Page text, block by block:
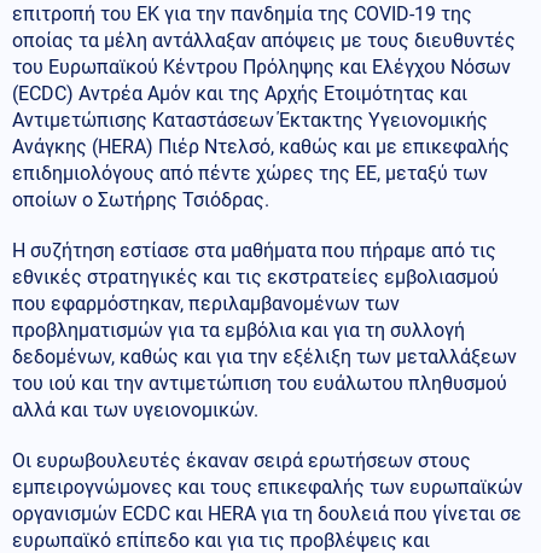
επιτροπή του ΕΚ για την πανδημία της COVID-19 της
οποίας τα μέλη αντάλλαξαν απόψεις με τους διευθυντές
του Ευρωπαϊκού Κέντρου Πρόληψης και Ελέγχου Νόσων
(ECDC) Αντρέα Αμόν και της Αρχής Ετοιμότητας και
Αντιμετώπισης Καταστάσεων Έκτακτης Υγειονομικής
Ανάγκης (HERA) Πιέρ Ντελσό, καθώς και με επικεφαλής
επιδημιολόγους από πέντε χώρες της ΕΕ, μεταξύ των
οποίων ο Σωτήρης Τσιόδρας.
Η συζήτηση εστίασε στα μαθήματα που πήραμε από τις
εθνικές στρατηγικές και τις εκστρατείες εμβολιασμού
που εφαρμόστηκαν, περιλαμβανομένων των
προβληματισμών για τα εμβόλια και για τη συλλογή
δεδομένων, καθώς και για την εξέλιξη των μεταλλάξεων
του ιού και την αντιμετώπιση του ευάλωτου πληθυσμού
αλλά και των υγειονομικών.
Οι ευρωβουλευτές έκαναν σειρά ερωτήσεων στους
εμπειρογνώμονες και τους επικεφαλής των ευρωπαϊκών
οργανισμών ECDC και HERA για τη δουλειά που γίνεται σε
ευρωπαϊκό επίπεδο και για τις προβλέψεις και